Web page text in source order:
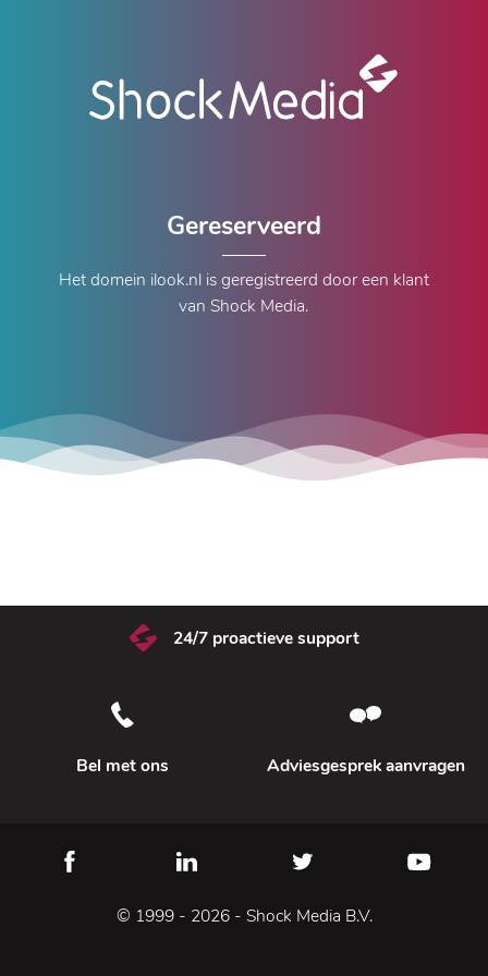
Gereserveerd
Het domein ilook.nl is geregistreerd door een klant
van Shock Media.
Deskundige ondersteuning
24/7 proactieve support
Bel met ons Adviesgesprek aanvragen
© 1999 - 2026 - Shock Media B.V.